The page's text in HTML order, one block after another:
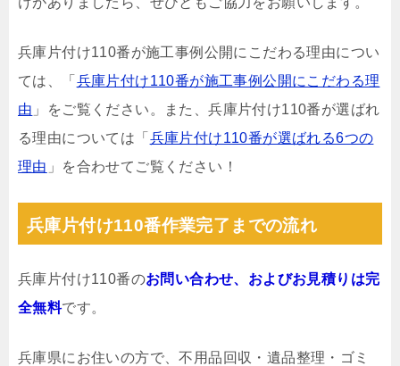
兵庫片付け110番が施工事例公開にこだわる理由につい
ては、「 兵庫片付け110番が施工事例公開にこだわる理
由 」をご覧ください。また、兵庫片付け110番が選ばれ
る理由については「 兵庫片付け110番が選ばれる6つの
理由 」を合わせてご覧ください！
兵庫片付け110番作業完了までの流れ
兵庫片付け110番のお問い合わせ、およびお見積りは完
全無料です。
兵庫県にお住いの方で、不用品回収・遺品整理・ゴミ